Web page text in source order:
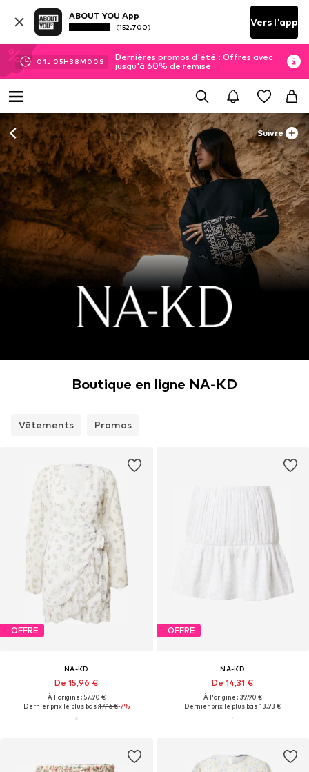
ABOUT YOU App
(152.700) Vers l'app
01J 05H37M 59S
Dernières promos d'été : Offres avec
jusqu'à 60% de remise
Suivre
Boutique en ligne NA-KD
Vêtements Promos
OFFRE
NA-KD
De 15,96 €
À l'origine : 57,90 €
Dernier prix le plus bas :17,16 €-7%
OFFRE
NA-KD
De 14,31 €
À l'origine : 39,90 €
Dernier prix le plus bas :13,93 €